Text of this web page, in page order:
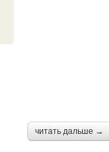
читать дальше →